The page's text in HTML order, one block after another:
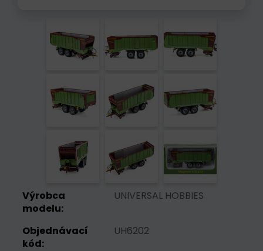
Výrobca
modelu:
UNIVERSAL HOBBIES
Objednávací
kód:
UH6202